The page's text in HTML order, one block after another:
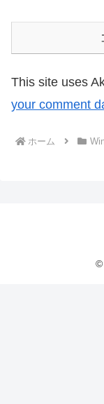
This site uses
your comment
ホーム
©